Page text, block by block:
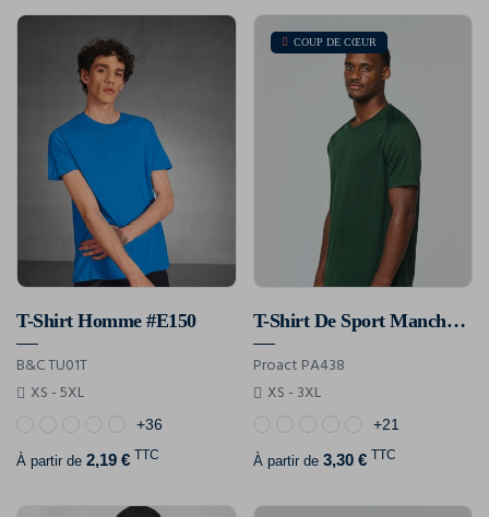
T-Shirt Homme #E150
B&C TU01T
XS - 5XL
+36
À partir de 2,19 € TTC
COUP DE CŒUR
T-Shirt De Sport Manches Courtes Homme
Proact PA438
XS - 3XL
+21
À partir de 3,30 € TTC